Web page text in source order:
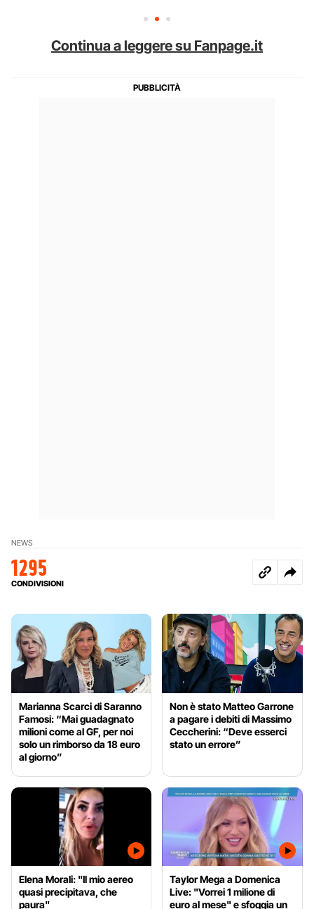
Continua a leggere su Fanpage.it
NEWS
1295
CONDIVISIONI
Marianna Scarci di Saranno
Famosi: “Mai guadagnato
milioni come al GF, per noi
solo un rimborso da 18 euro
al giorno”
Non è stato Matteo Garrone
a pagare i debiti di Massimo
Ceccherini: “Deve esserci
stato un errore”
Elena Morali: "Il mio aereo
quasi precipitava, che
paura"
Taylor Mega a Domenica
Live: "Vorrei 1 milione di
euro al mese" e sfoggia un